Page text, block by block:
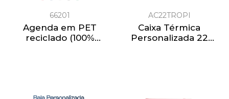
66201
Agenda em PET
reciclado (100%
AC22TROPI
Caixa Térmica
Personalizada 22